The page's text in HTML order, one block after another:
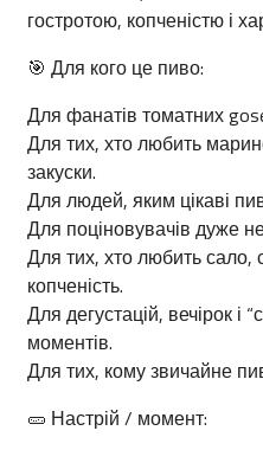
гостротою, копченістю і
🎯 Для кого це пиво:
Для фанатів томатних
Для тих, хто любить
закуски.
Для людей, яким цікаві
Для поціновувачів дуже
Для тих, хто любить сало,
копченість.
Для дегустацій, вечірок і
моментів.
Для тих, кому звичайне
🥒 Настрій / момент: